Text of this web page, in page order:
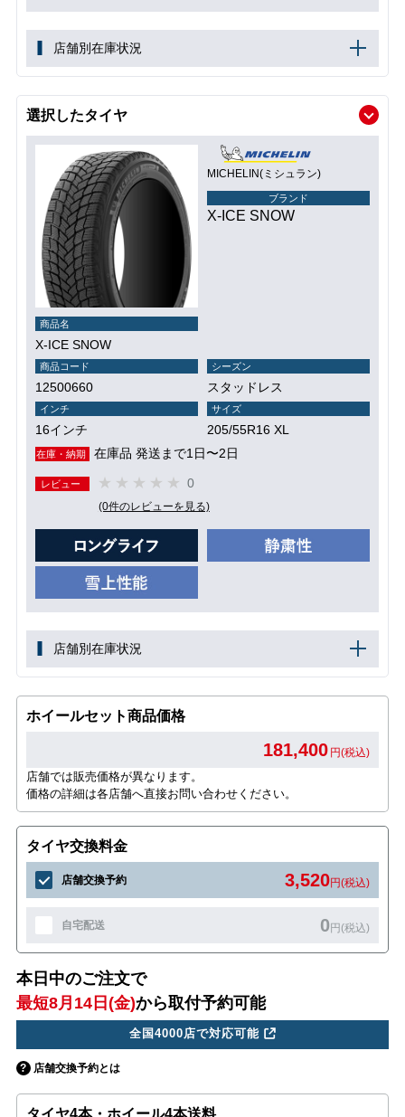
店舗別在庫状況
選択したタイヤ
MICHELIN(ミシュラン)
ブランド
X-ICE SNOW
商品名
X-ICE SNOW
商品コード
12500660
シーズン
スタッドレス
インチ
16インチ
サイズ
205/55R16 XL
在庫・納期 在庫品 発送まで1日〜2日
レビュー 0
(0件のレビューを見る)
店舗別在庫状況
ホイールセット商品価格
181,400 円(税込)
店舗では販売価格が異なります。
価格の詳細は各店舗へ直接お問い合わせください。
タイヤ交換料金
店舗交換予約 3,520円(税込)
自宅配送 0円(税込)
本日中のご注文で
最短8月14日(金)から取付予約可能
全国4000店で対応可能
店舗交換予約とは
タイヤ4本・ホイール4本送料